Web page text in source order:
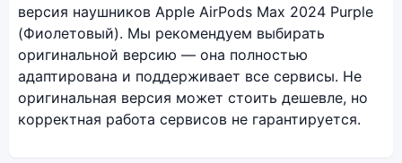
версия наушников Apple AirPods Max 2024 Purple
(Фиолетовый). Мы рекомендуем выбирать
оригинальной версию — она полностью
адаптирована и поддерживает все сервисы. Не
оригинальная версия может стоить дешевле, но
корректная работа сервисов не гарантируется.